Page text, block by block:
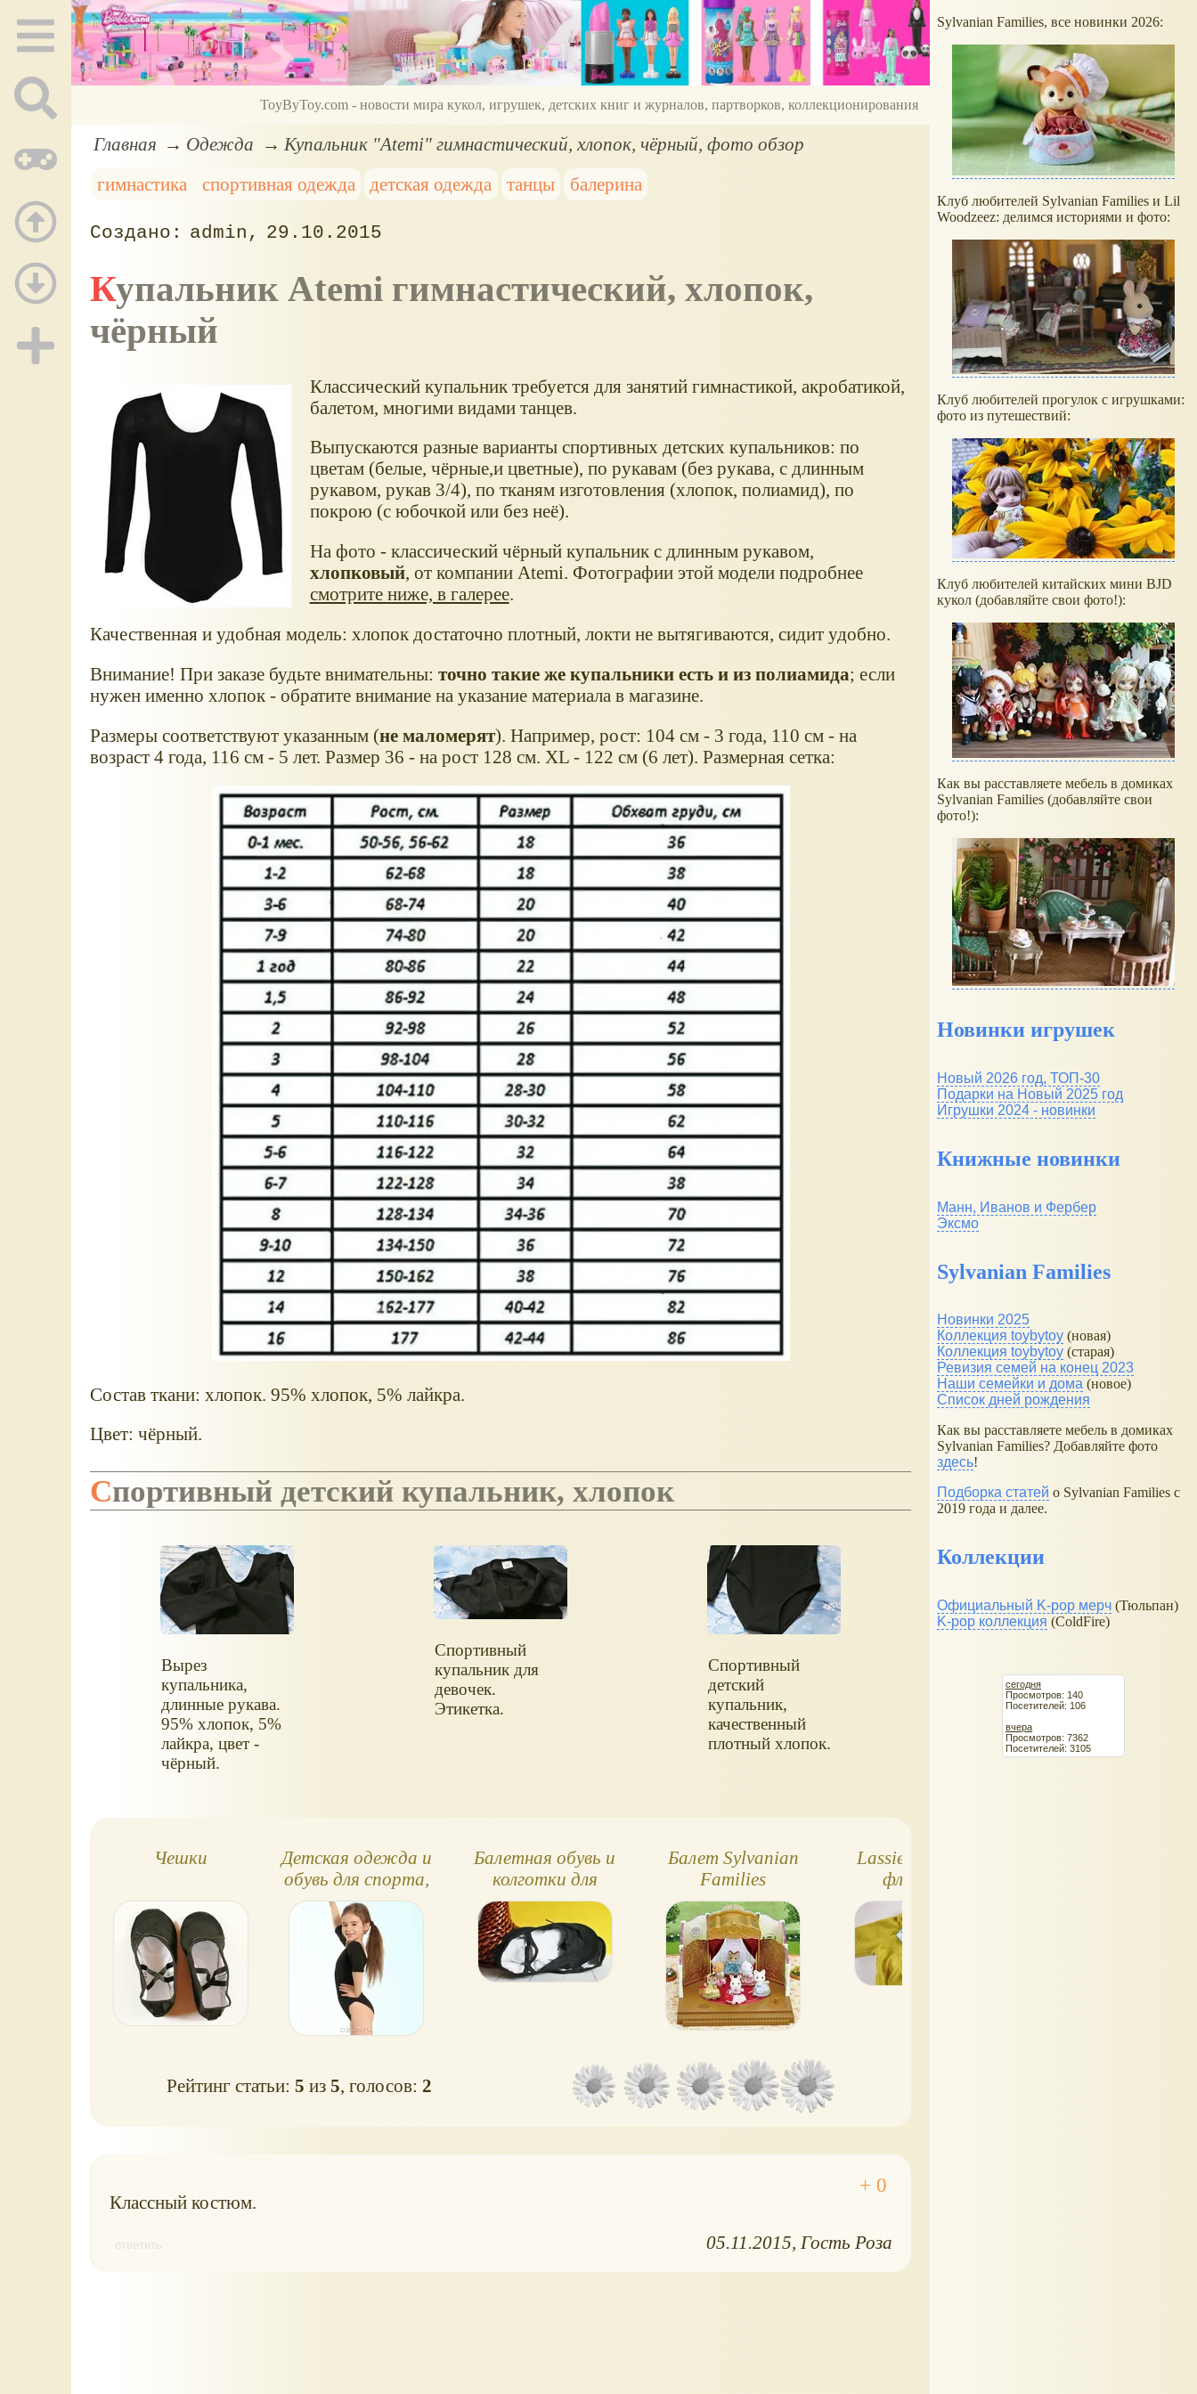
ToyByToy.com - новости мира кукол, игрушек, детских книг и журналов, партворков, коллекционирования
Главная Одежда
Купальник "Atemi" гимнастический, хлопок, чёрный, фото обзор
гимнастика
спортивная одежда детская одежда танцы балерина
admin 29.10.2015
Купальник Atemi гимнастический, хлопок,
чёрный
Классический купальник требуется для занятий гимнастикой, акробатикой,
балетом, многими видами танцев.
Выпускаются разные варианты спортивных детских купальников: по
цветам (белые, чёрные,и цветные), по рукавам (без рукава, с длинным
рукавом, рукав 3/4), по тканям изготовления (хлопок, полиамид), по
покрою (с юбочкой или без неё).
На фото - классический чёрный купальник с длинным рукавом,
хлопковый, от компании Atemi. Фотографии этой модели подробнее
смотрите ниже, в галерее.
Качественная и удобная модель: хлопок достаточно плотный, локти не вытягиваются, сидит удобно.
Внимание! При заказе будьте внимательны: точно такие же купальники есть и из полиамида; если
нужен именно хлопок - обратите внимание на указание материала в магазине.
Размеры соответствуют указанным (не маломерят). Например, рост: 104 см - 3 года, 110 см - на
возраст 4 года, 116 см - 5 лет. Размер 36 - на рост 128 см. XL - 122 см (6 лет). Размерная сетка:
Состав ткани: хлопок. 95% хлопок, 5% лайкра.
Цвет: чёрный.
Спортивный детский купальник, хлопок
Вырез
купальника,
длинные рукава.
95% хлопок, 5%
лайкра, цвет -
чёрный.
Спортивный
купальник для
девочек.
Этикетка.
Спортивный
детский
купальник,
качественный
плотный хлопок.
Чешки
Детская одежда и
обувь для спорта,
гимнастики
Балетная обувь и
колготки для
девочки
Балет Sylvanian
Families
Lassie by Reima:
флисовый
комбинезон и
шапки
Рейтинг статьи:5 из5 , голосов: 2
Классный костюм.
ответить 05.11.2015 Гость Роза
Sylvanian Families, все новинки 2026:
Клуб любителей Sylvanian Families и Lil
Woodzeez: делимся историями и фото:
Клуб любителей прогулок с игрушками:
фото из путешествий:
Клуб любителей китайских мини BJD
кукол (добавляйте свои фото!):
Как вы расставляете мебель в домиках
Sylvanian Families (добавляйте свои
фото!):
Новинки игрушек
Новый 2026 год, ТОП-30
Подарки на Новый 2025 год
Игрушки 2024 - новинки
Книжные новинки
Манн, Иванов и Фербер
Эксмо
Sylvanian Families
Новинки 2025
Коллекция toybytoy (новая)
Коллекция toybytoy (старая)
Ревизия семей на конец 2023
Наши семейки и дома (новое)
Список дней рождения
Как вы расставляете мебель в домиках
Sylvanian Families? Добавляйте фото
здесь!
Подборка статей о Sylvanian Families с
2019 года и далее.
Коллекции
Официальный K-pop мерч (Тюльпан)
K-pop коллекция (ColdFire)
сегодня
Просмотров: 140
Посетителей: 106
вчера
Просмотров: 7362
Посетителей: 3105